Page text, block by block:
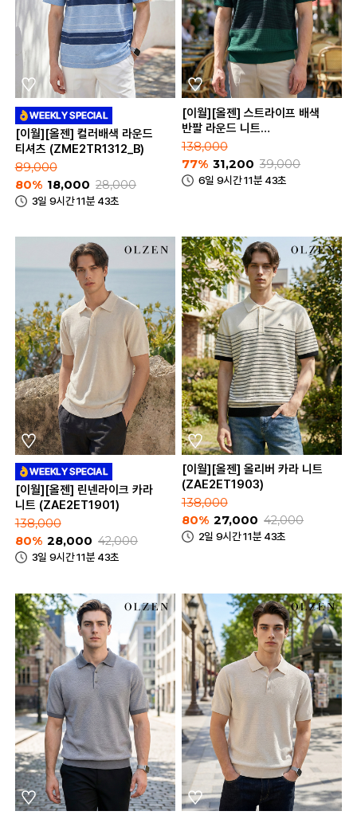
[이월][올젠] 컬러배색 라운드
티셔츠 (ZME2TR1312_B)
89,000
80% 18,000 28,000
3일 9시간 11분 43초
[이월][올젠] 스트라이프 배색
반팔 라운드 니트
(ZOE2ER1346)
138,000
77% 31,200 39,000
6일 9시간 11분 43초
[이월][올젠] 린넨라이크 카라
니트 (ZAE2ET1901)
138,000
80% 28,000 42,000
3일 9시간 11분 43초
[이월][올젠] 올리버 카라 니트
(ZAE2ET1903)
138,000
80% 27,000 42,000
2일 9시간 11분 43초